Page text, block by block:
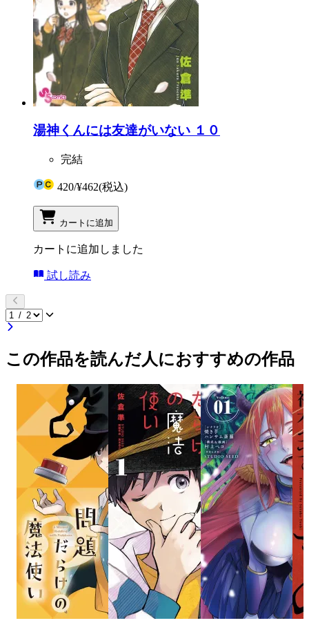
湯神くんには友達がいない １０
完結
420/¥462(税込)
カートに追加
カートに追加しました
試し読み
この作品を読んだ人におすすめの作品